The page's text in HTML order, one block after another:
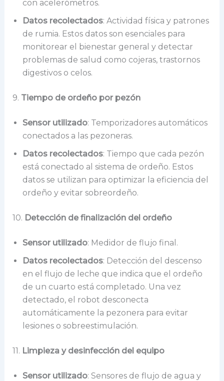
con acelerómetros.
Datos recolectados: Actividad física y patrones
de rumia. Estos datos son esenciales para
monitorear el bienestar general y detectar
problemas de salud como cojeras, trastornos
digestivos o celos.
9. Tiempo de ordeño por pezón
Sensor utilizado: Temporizadores automáticos
conectados a las pezoneras.
Datos recolectados: Tiempo que cada pezón
está conectado al sistema de ordeño. Estos
datos se utilizan para optimizar la eficiencia del
ordeño y evitar sobreordeño.
10. Detección de finalización del ordeño
Sensor utilizado: Medidor de flujo final.
Datos recolectados: Detección del descenso
en el flujo de leche que indica que el ordeño
de un cuarto está completado. Una vez
detectado, el robot desconecta
automáticamente la pezonera para evitar
lesiones o sobreestimulación.
11. Limpieza y desinfección del equipo
Sensor utilizado: Sensores de flujo de agua y